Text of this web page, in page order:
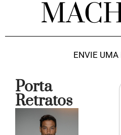
ENVIE UMA
Porta
Retratos